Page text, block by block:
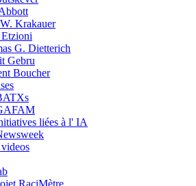
Krakauer
G. Dietterich
Gebru
Boucher
liées à l' IA
RaciMètre